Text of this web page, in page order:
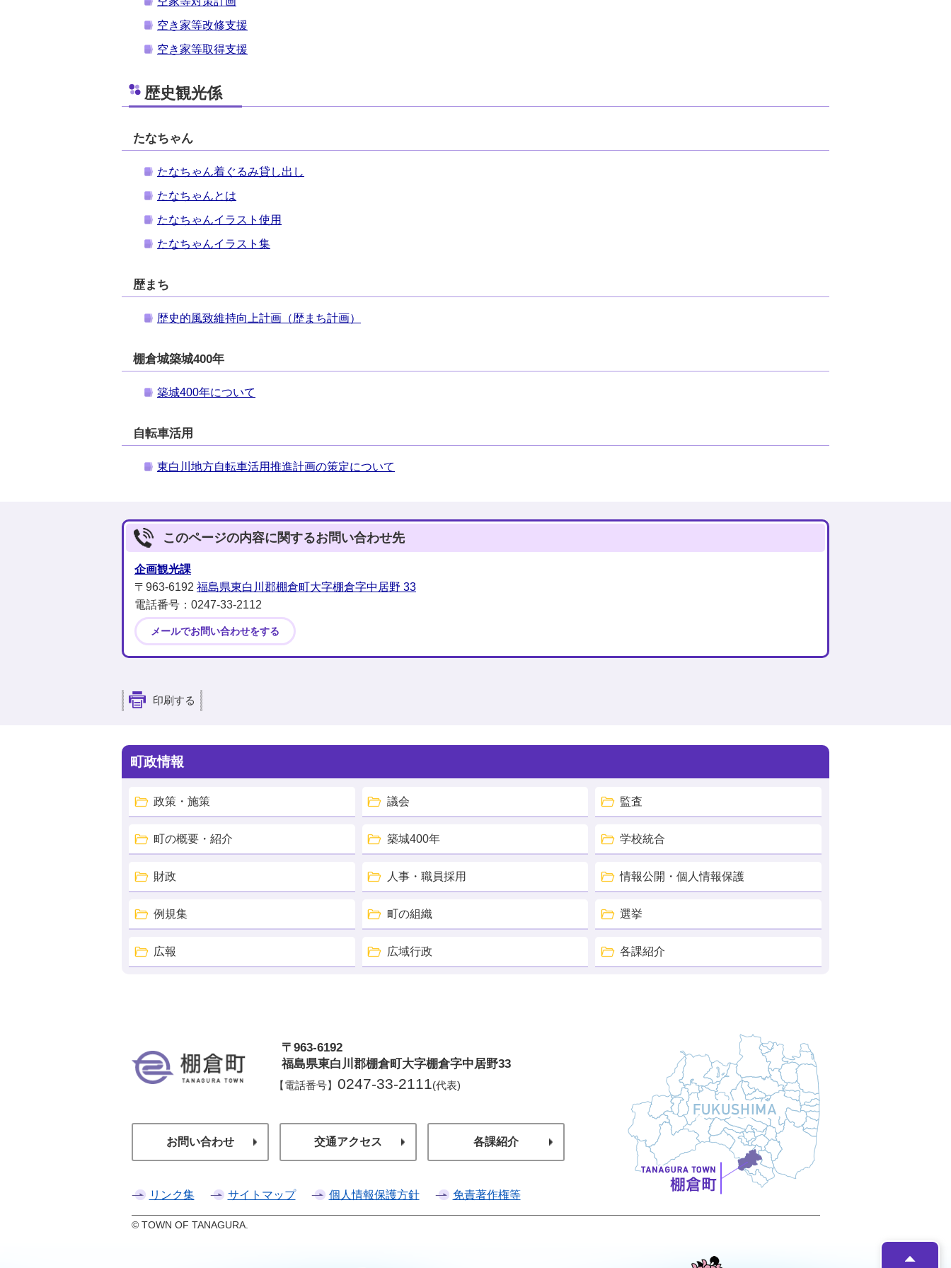
空き家等改修支援
空き家等取得支援
歴史観光係
たなちゃん
たなちゃん着ぐるみ貸し出し
たなちゃんとは
たなちゃんイラスト使用
たなちゃんイラスト集
歴まち
歴史的風致維持向上計画（歴まち計画）
棚倉城築城400年
築城400年について
自転車活用
東白川地方自転車活用推進計画の策定について
このページの内容に関するお問い合わせ先
企画観光課
〒963-6192 福島県東白川郡棚倉町大字棚倉字中居野 33
電話番号：0247‐33‐2112
メールでお問い合わせをする
印刷する
町政情報
政策・施策 議会 監査
町の概要・紹介 築城400年 学校統合
財政 人事・職員採用 情報公開・個人情報保護
例規集 町の組織 選挙
広報 広域行政 各課紹介
棚倉町
〒963-6192
福島県東白川郡棚倉町大字棚倉字中居野33
【電話番号】 0247-33-2111(代表)
お問い合わせ 交通アクセス 各課紹介
リンク集 サイトマップ 個人情報保護方針 免責著作権等
© TOWN OF TANAGURA.